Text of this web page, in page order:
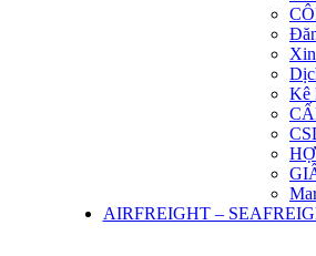
Kê
AIRFREIGHT –